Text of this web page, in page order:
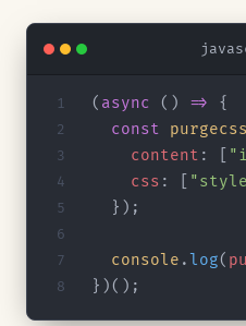
( async () =>
{
  const
purgecss
    content
: [
    css
: [
  });
  console
.log(
})();